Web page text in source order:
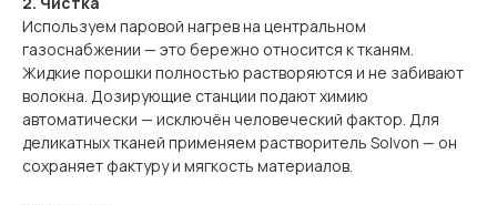
Используем паровой нагрев на центральном
газоснабжении — это бережно относится к тканям.
Жидкие порошки полностью растворяются и не забивают
волокна. Дозирующие станции подают химию
автоматически — исключён человеческий фактор. Для
деликатных тканей применяем растворитель Solvon — он
сохраняет фактуру и мягкость материалов.